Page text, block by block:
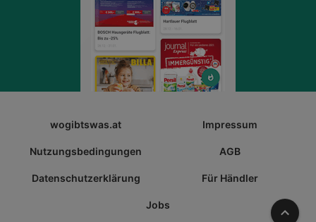
wogibtswas.at Impressum
Nutzungsbedingungen AGB
Datenschutzerklärung Für Händler
Jobs Nach